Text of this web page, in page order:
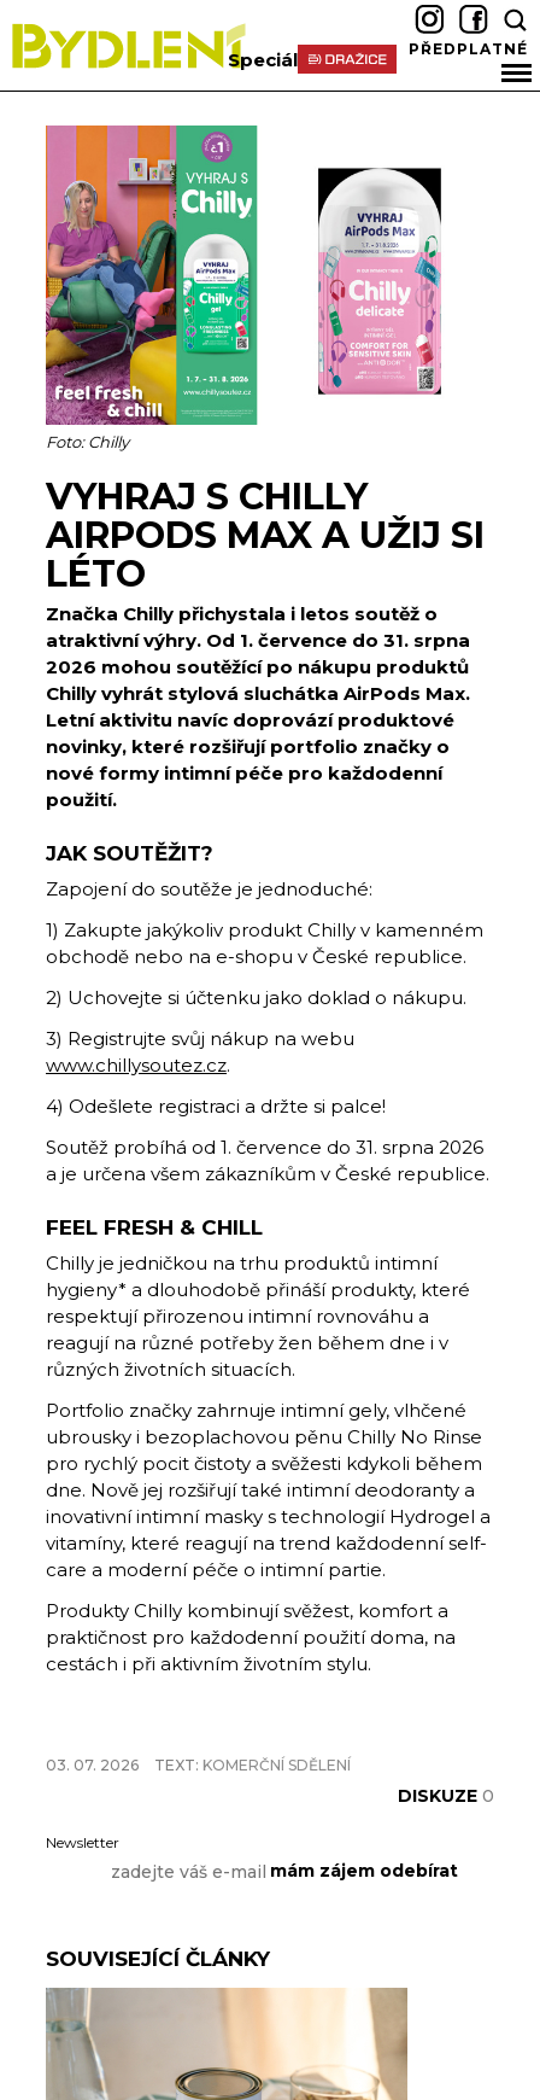
Speciál PŘEDPLATNÉ
Foto: Chilly
VYHRAJ S CHILLY
AIRPODS MAX A UŽIJ SI
LÉTO
Značka Chilly přichystala i letos soutěž o
atraktivní výhry. Od 1. července do 31. srpna
2026 mohou soutěžící po nákupu produktů
Chilly vyhrát stylová sluchátka AirPods Max.
Letní aktivitu navíc doprovází produktové
novinky, které rozšiřují portfolio značky o
nové formy intimní péče pro každodenní
použití.
JAK SOUTĚŽIT?
Zapojení do soutěže je jednoduché:
1) Zakupte jakýkoliv produkt Chilly v kamenném
obchodě nebo na e-shopu v České republice.
2) Uchovejte si účtenku jako doklad o nákupu.
3) Registrujte svůj nákup na webu
www.chillysoutez.cz.
4) Odešlete registraci a držte si palce!
Soutěž probíhá od 1. července do 31. srpna 2026
a je určena všem zákazníkům v České republice.
FEEL FRESH & CHILL
Chilly je jedničkou na trhu produktů intimní
hygieny* a dlouhodobě přináší produkty, které
respektují přirozenou intimní rovnováhu a
reagují na různé potřeby žen během dne i v
různých životních situacích.
Portfolio značky zahrnuje intimní gely, vlhčené
ubrousky i bezoplachovou pěnu Chilly No Rinse
pro rychlý pocit čistoty a svěžesti kdykoli během
dne. Nově jej rozšiřují také intimní deodoranty a
inovativní intimní masky s technologií Hydrogel a
vitamíny, které reagují na trend každodenní self-
care a moderní péče o intimní partie.
Produkty Chilly kombinují svěžest, komfort a
praktičnost pro každodenní použití doma, na
cestách i při aktivním životním stylu.
03. 07. 2026 TEXT: KOMERČNÍ SDĚLENÍ
DISKUZE 0
Newsletter
SOUVISEJÍCÍ ČLÁNKY